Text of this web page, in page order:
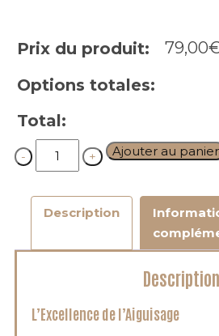
Prix du produit: 79,00
Options totales:
Total:
Quantity Ajouter au panier
Description
Description
L’Excellence de l’Aiguisage